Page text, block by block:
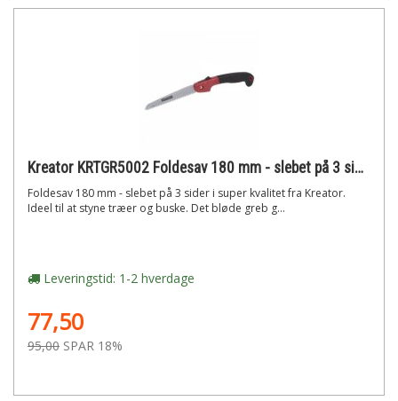
Kreator KRTGR5002 Foldesav 180 mm - slebet på 3 sider
Foldesav 180 mm - slebet på 3 sider i super kvalitet fra Kreator.
Ideel til at styne træer og buske. Det bløde greb g...
Leveringstid: 1-2 hverdage
77,50
95,00 SPAR 18%